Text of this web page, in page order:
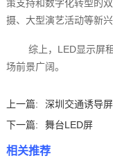
策支持和数字化转型的
摄、大型演艺活动等新
综上，LED显示屏
场前景广阔。
上一篇:
深圳交通诱导
下一篇:
舞台LED屏
相关推荐